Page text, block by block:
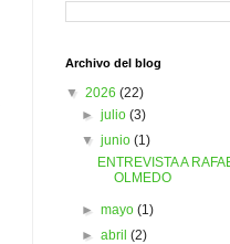
Archivo del blog
▼ 2026 (22)
► julio (3)
▼ junio (1)
ENTREVISTA A
OLMEDO
► mayo (1)
► abril (2)